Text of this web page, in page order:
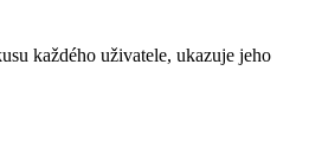
každého uživatele, ukazuje jeho